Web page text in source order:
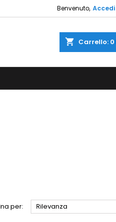
Benvenuto, Accedi
shopping_cart Carrello: 0
per: Rilevanza